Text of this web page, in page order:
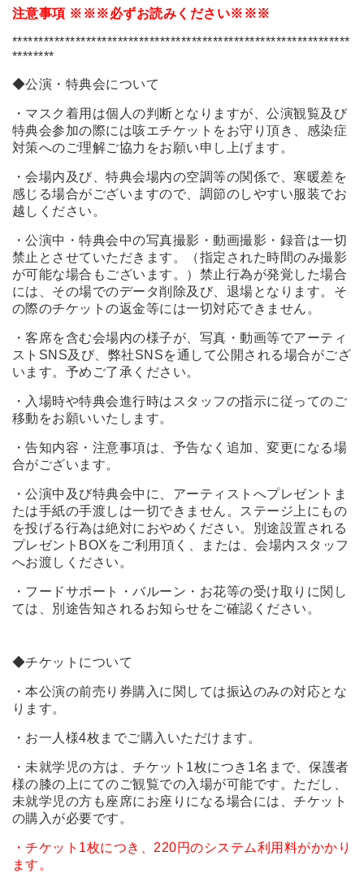
注意事項 ※※※必ずお読みください※※※
****************************************************************
********
◆公演・特典会について
・マスク着用は個人の判断となりますが、公演観覧及び
特典会参加の際には咳エチケットをお守り頂き、感染症
対策へのご理解ご協力をお願い申し上げます。
・会場内及び、特典会場内の空調等の関係で、寒暖差を
感じる場合がございますので、調節のしやすい服装でお
越しください。
・公演中・特典会中の写真撮影・動画撮影・録音は一切
禁止とさせていただきます。（指定された時間のみ撮影
が可能な場合もございます。）禁止行為が発覚した場合
には、その場でのデータ削除及び、退場となります。そ
の際のチケットの返金等には一切対応できません。
・客席を含む会場内の様子が、写真・動画等でアーティ
ストSNS及び、弊社SNSを通して公開される場合がござ
います。予めご了承ください。
・入場時や特典会進行時はスタッフの指示に従ってのご
移動をお願いいたします。
・告知内容・注意事項は、予告なく追加、変更になる場
合がございます。
・公演中及び特典会中に、アーティストへプレゼントま
たは手紙の手渡しは一切できません。ステージ上にもの
を投げる行為は絶対におやめください。別途設置される
プレゼントBOXをご利用頂く、または、会場内スタッフ
へお渡しください。
・フードサポート・バルーン・お花等の受け取りに関し
ては、別途告知されるお知らせをご確認ください。
◆チケットについて
・本公演の前売り券購入に関しては振込のみの対応とな
ります。
・お一人様4枚までご購入いただけます。
・未就学児の方は、チケット1枚につき1名まで、保護者
様の膝の上にてのご観覧での入場が可能です。ただし、
未就学児の方も座席にお座りになる場合には、チケット
の購入が必要です。
・チケット1枚につき、220円のシステム利用料がかかり
ます。